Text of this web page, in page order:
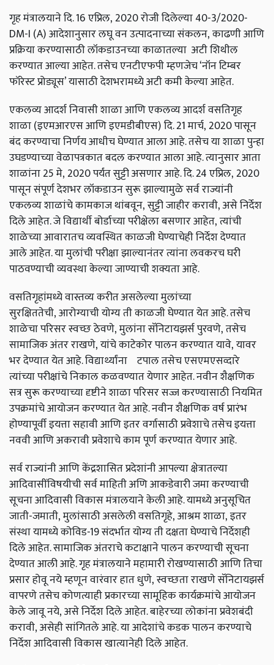
गृह मंत्रालयाने दि. 16 एप्रिल,2020 रोजी दिलेल्या 40-3/2020-
DM-I (A)आदेशानुसार लघू वन उत्पादनाच्या संकलन,काढणी आणि
प्रक्रिया करण्यासाठी लॉकडाउनच्या काळातल्या अटी शिथील
करण्यात आल्या आहेत. तसेच एनटीएफपी म्हणजेच ‘नॉन टिम्बर
फॉरेस्ट प्रोड्यूस’ यासाठी देशभरामध्ये अटी कमी केल्या आहेत.
एकलव्य आदर्श निवासी शाळा आणि एकलव्य आदर्श वसतिगृह
शाळा (इएमआरएस आणि इएमडीबीएस) दि. 21 मार्च,2020 पासून
बंद करण्याचा निर्णय आधीच घेण्यात आला आहे. तसेच या शाळा पुन्हा
उघडण्याच्या वेळापत्रकात बदल करण्यात आला आहे. त्यानुसार आता
शाळांना 25 मे,2020 पर्यंत सुट्टी असणार आहे. दि. 24 एप्रिल,2020
पासून संपूर्ण देशभर लॉकडाउन सुरू झाल्यामुळे सर्व राज्यांनी
एकलव्य शाळांचे कामकाज थांबवून,सुट्टी जाहीर करावी,असे निर्देश
दिले आहेत. जे विद्यार्थी बोर्डाच्या परीक्षेला बसणार आहेत,त्यांची
शाळेच्या आवारातच व्यवस्थित काळजी घेण्याचेही निर्देश देण्यात
आले आहेत. या मुलांची परीक्षा झाल्यानंतर त्यांना लवकरच घरी
पाठवण्याची व्यवस्था केल्या जाण्याची शक्यता आहे.
वसतिगृहांमध्ये वास्तव्य करीत असलेल्या मुलांच्या
सुरक्षिततेची,आरोग्याची योग्य ती काळजी घेण्यात येत आहे. तसेच
शाळेचा परिसर स्वच्छ ठेवणे,मुलांना सॅनिटायझर्स पुरवणे,तसेच
सामाजिक अंतर राखणे,यांचे काटेकोर पालन करण्यात यावे,यावर
भर देण्यात येत आहे. विद्यार्थ्यांना टपाल तसेच एसएमएसव्दारे
त्यांच्या परीक्षांचे निकाल कळवण्यात येणार आहेत. नवीन शैक्षणिक
सत्र सुरू करण्याच्या दृष्टीने शाळा परिसर सज्ज करण्यासाठी नियमित
उपक्रमांचे आयोजन करण्यात येत आहे. नवीन शैक्षणिक वर्ष प्रारंभ
होण्यापूर्वी इयत्ता सहावी आणि इतर वर्गासाठी प्रवेशाचे तसेच इयत्ता
नववी आणि अकरावी प्रवेशाचे काम पूर्ण करण्यात येणार आहे.
सर्व राज्यांनी आणि केंद्रशासित प्रदेशांनी आपल्या क्षेत्रातल्या
आदिवासींविषयीची सर्व माहिती अणि आकडेवारी जमा करण्याची
सूचना आदिवासी विकास मंत्रालयाने केली आहे. यामध्ये अनुसूचित
जाती-जमाती,मुलांसाठी असलेली वसतिगृहे,आश्रम शाळा,इतर
संस्था यामध्ये कोविड-19 संदर्भात योग्य ती दक्षता घेण्याचे निर्देशही
दिले आहेत. सामाजिक अंतराचे कटाक्षाने पालन करण्याची सूचना
देण्यात आली आहे. गृह मंत्रालयाने महामारी रोखण्यासाठी आणि तिचा
प्रसार होवू नये म्हणून वारंवार हात धुणे,स्वच्छता राखणे सॅनिटायझर्स
वापरणे तसेच कोणत्याही प्रकारच्या सामूहिक कार्यक्रमांचे आयोजन
केले जावू नये,असे निर्देश दिले आहेत. बाहेरच्या लोकांना प्रवेशबंदी
करावी,असेही सांगितले आहे. या आदेशांचे कडक पालन करण्याचे
निर्देश आदिवासी विकास खात्यानेही दिले आहेत.